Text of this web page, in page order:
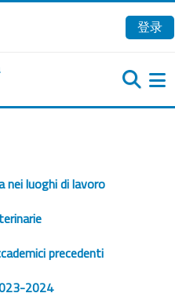
登录
nei luoghi di lavoro
precedenti
2024